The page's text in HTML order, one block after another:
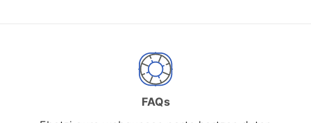
FAQs